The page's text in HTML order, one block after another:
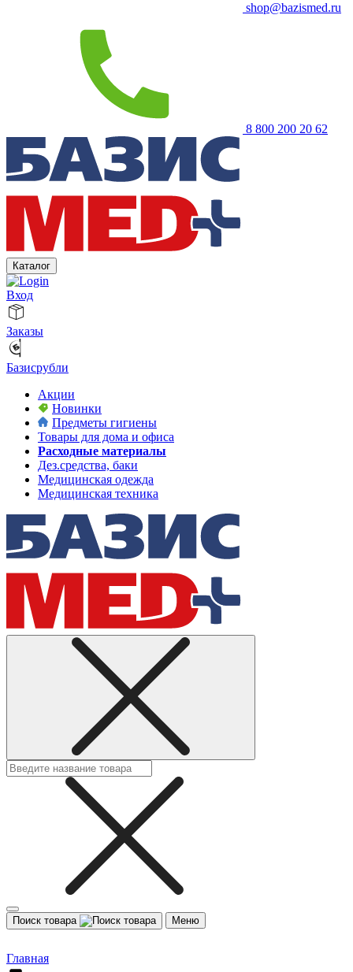
shop@bazismed.ru
8 800 200 20 62
Каталог
Вход
Заказы
Базисрубли
Акции
Новинки
Предметы гигиены
Товары для дома и офиса
Расходные материалы
Дез.средства, баки
Медицинская одежда
Медицинская техника
Поиск товара Меню
Главная